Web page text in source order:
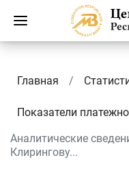
Главная
Показатели
Аналитические
Клирингову...